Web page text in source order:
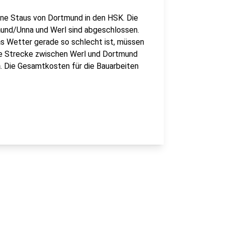
Staus von Dortmund in den HSK. Die
Unna und Werl sind abgeschlossen.
Wetter gerade so schlecht ist, müssen
Strecke zwischen Werl und Dortmund
Gesamtkosten für die Bauarbeiten